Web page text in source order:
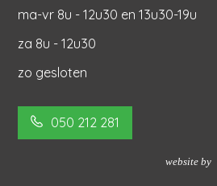
ma-vr 8u - 12u30 en 13u30-19u
za 8u - 12u30
zo gesloten
050 212 281
website by